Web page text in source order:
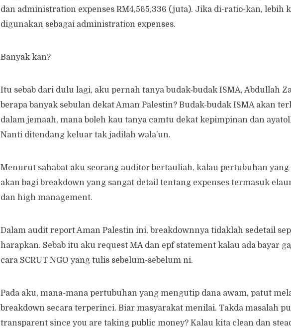
dan administration expenses RM4,565,336 (juta). Jika di-ratio-kan, lebih
digunakan sebagai administration expenses.
Banyak kan?
Itu sebab dari dulu lagi, aku pernah tanya budak-budak ISMA, Abdullah
berapa banyak sebulan dekat Aman Palestin? Budak-budak ISMA akan
dalam jemaah, mana boleh kau tanya camtu dekat kepimpinan dan
Nanti ditendang keluar tak jadilah wala’un.
Menurut sahabat aku seorang auditor bertauliah, kalau pertubuhan yang
akan bagi breakdown yang sangat detail tentang expenses termasuk
dan high management.
Dalam audit report Aman Palestin ini, breakdownnya tidaklah sedetail
harapkan. Sebab itu aku request MA dan epf statement kalau ada bayar
cara SCRUT NGO yang tulis sebelum-sebelum ni.
Pada aku, mana-mana pertubuhan yang mengutip dana awam, patut
breakdown secara terperinci. Biar masyarakat menilai. Takda masalah
transparent since you are taking public money? Kalau kita clean dan